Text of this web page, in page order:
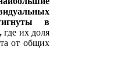
в
где их доля
от общих